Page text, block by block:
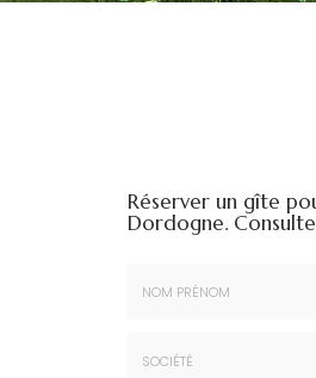
Réserver un gîte
Dordogne.